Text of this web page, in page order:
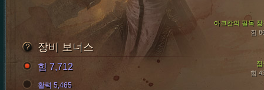
아크칸의 팔목 장
힘
힘
장비 보너스
힘 7,712
활력 5,465